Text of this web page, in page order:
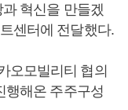
혁신을 만들겠
센터에 전달했다.
오모빌리티 협의
행해온 주주구성